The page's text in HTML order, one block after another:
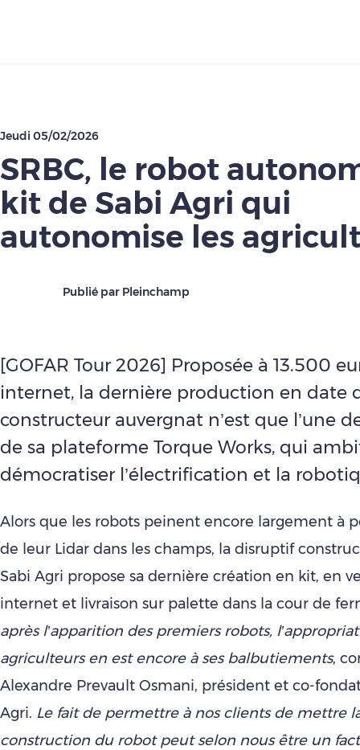
Jeudi 05/02/2026
SRBC, le robot
kit de Sabi Agri qui
autonomise les
Publié par Pleinchamp
[GOFAR Tour 2026] Proposée à 13.500
internet, la dernière production en date
constructeur auvergnat n’est que l’une
de sa plateforme Torque Works, qui
démocratiser l’électrification et la
Alors que les robots peinent encore largement à
de leur Lidar dans les champs, la disruptif
Sabi Agri propose sa dernière création en kit, en
internet et livraison sur palette dans la cour de
après l’apparition des premiers robots,
agriculteurs en est encore à ses balbutiements,
Alexandre Prevault Osmani, président et co-
Agri. Le fait de permettre à nos clients de mettre
construction du robot peut selon nous être un